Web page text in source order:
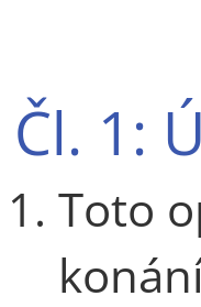
Čl. 1:
Toto